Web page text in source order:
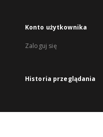
Konto użytkownika
Zaloguj się
Historia przeglądania